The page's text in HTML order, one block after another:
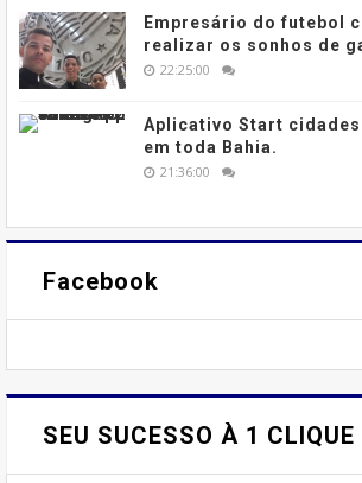
Empresário do futebol
realizar os sonhos de
22:25:00
Aplicativo Start
em toda Bahia.
21:36:00
Facebook
SEU SUCESSO À 1 CLIQUE